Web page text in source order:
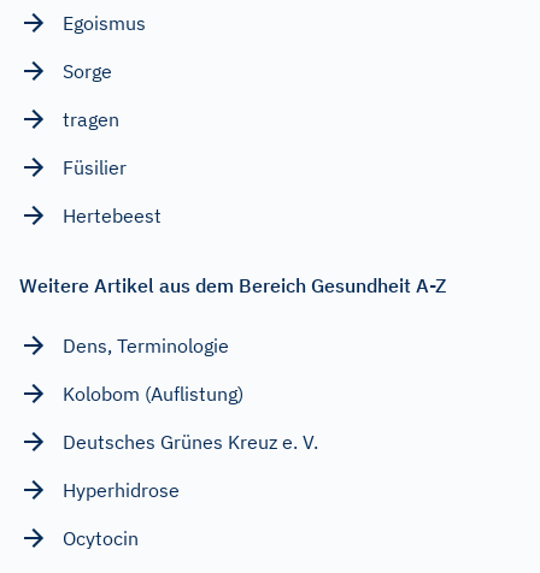
Egoismus
Sorge
tragen
Füsilier
Hertebeest
Weitere Artikel aus dem Bereich Gesundheit A-Z
Dens, Terminologie
Kolobom (Auflistung)
Deutsches Grünes Kreuz e. V.
Hyperhidrose
Ocytocin